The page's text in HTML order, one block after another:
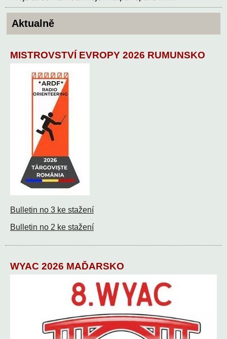
Aktualně
MISTROVSTVÍ EVROPY 2026 RUMUNSKO
Bulletin no 3 ke stažení
Bulletin no 2 ke stažení
WYAC 2026 MAĎARSKO